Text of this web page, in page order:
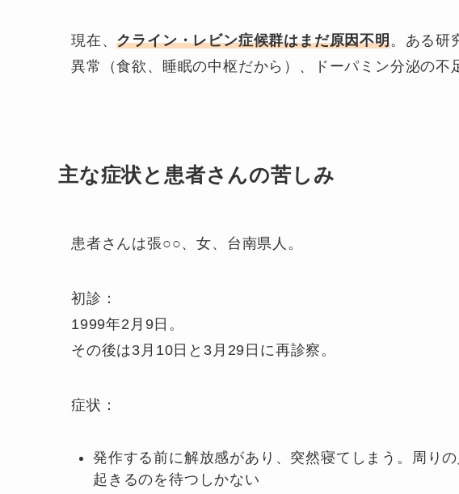
現在、クライン・レビン症候群はまだ原因不明。ある研
異常（食欲、睡眠の中枢だから）、ドーパミン分泌の不
主な症状と患者さんの苦しみ
患者さんは張○○、女、台南県人。
初診：
1999年2月9日。
その後は3月10日と3月29日に再診察。
症状：
発作する前に解放感があり、突然寝てしまう。周り
起きるのを待つしかない